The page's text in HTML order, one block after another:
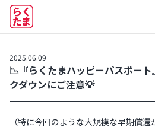
2025.06.09
📉『らくたまハッピーパスポー
クダウンにご注意💡
（特に今回のような大規模な早期償還